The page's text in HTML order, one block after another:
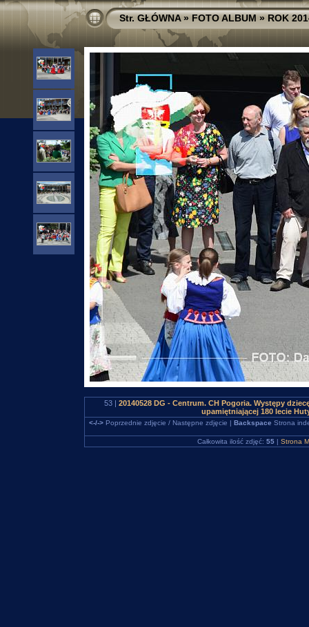
Str. GŁÓWNA»FOTO ALBUM»ROK
53 | 20140528 DG - Centrum. CH Pogoria. Występy
upamiętniającej 180 lecie
<-/->Poprzednie zdjęcie / Następne zdjęcie | Backspace Strona
Całkowita ilość zdjęć: 55 | Strona